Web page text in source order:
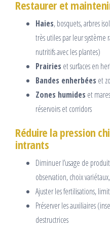
Restaurer et
Haies, bosquets, arbres
très utiles par leur système
nutritifs avec les plantes)
Prairies et surfaces en
Bandes enherbées et
Zones humides et
réservoirs et corridors
Réduire la pression
intrants
Diminuer l’usage de
observation, choix
Ajuster les fertilisations,
Préserver les auxiliaires
destructrices